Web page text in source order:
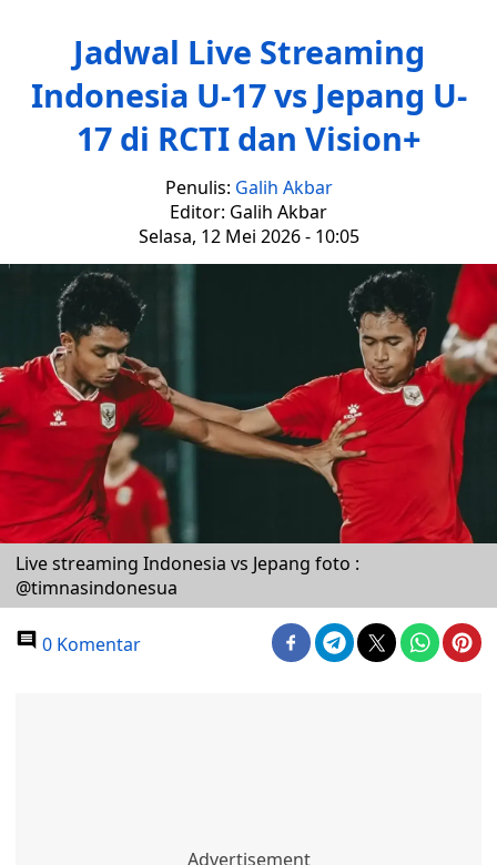
Jadwal Live Streaming
Indonesia U-17 vs Jepang U-
17 di RCTI dan Vision+
Penulis: Galih Akbar
Editor: Galih Akbar
Selasa, 12 Mei 2026 - 10:05
Live streaming Indonesia vs Jepang foto :
@timnasindonesua
0 Komentar